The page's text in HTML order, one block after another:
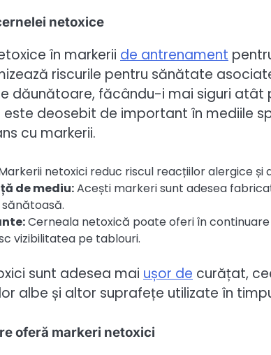
netoxice
în markerii de antrenament
riscurile pentru sănătate
dăunătoare, făcându-i mai siguri atât
este deosebit de important în mediile
cu markerii.
netoxici reduc riscul reacțiilor alergice
de mediu:Acești markeri sunt adesea
Cerneala netoxică poate oferi în continuare
vizibilitatea pe tablouri.
sunt adesea mai ușor de curățat,
albe și altor suprafețe utilizate în
oferă markeri netoxici